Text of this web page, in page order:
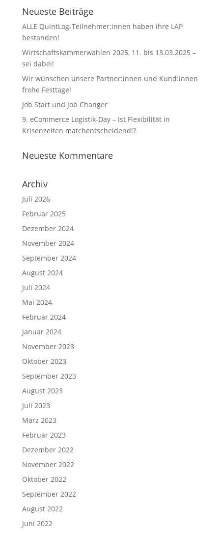
Neueste Beiträge
ALLE QuintLog-Teilnehmer:innen haben ihre LAP
bestanden!
Wirtschaftskammerwahlen 2025, 11. bis 13.03.2025 –
sei dabei!
Wir wünschen unsere Partner:innen und Kund:innen
frohe Festtage!
Job Start und Job Changer
9. eCommerce Logistik-Day – Ist Flexibilität in
Krisenzeiten matchentscheidend!?
Neueste Kommentare
Archiv
Juli 2026
Februar 2025
Dezember 2024
November 2024
September 2024
August 2024
Juli 2024
Mai 2024
Februar 2024
Januar 2024
November 2023
Oktober 2023
September 2023
August 2023
Juli 2023
März 2023
Februar 2023
Dezember 2022
November 2022
Oktober 2022
September 2022
August 2022
Juni 2022